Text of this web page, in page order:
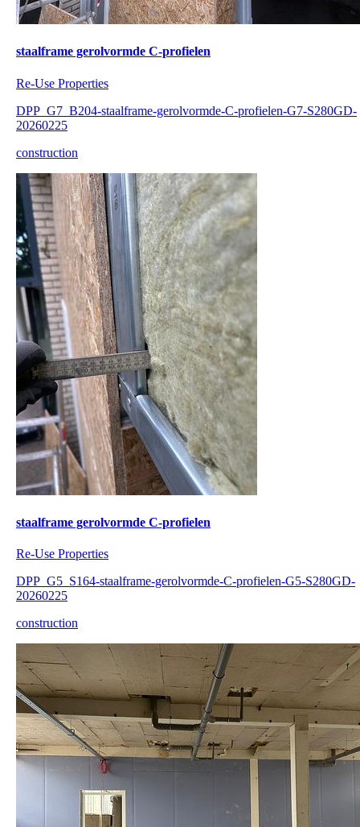
staalframe gerolvormde C-profielen
Re-Use Properties
DPP_G7_B204-staalframe-gerolvormde-C-profielen-G7-S280GD-
20260225
construction
staalframe gerolvormde C-profielen
Re-Use Properties
DPP_G5_S164-staalframe-gerolvormde-C-profielen-G5-S280GD-
20260225
construction